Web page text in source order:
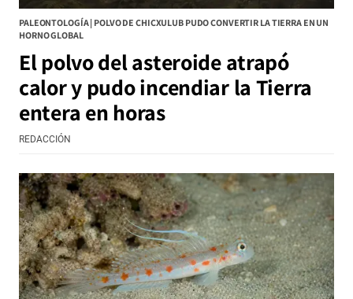
PALEONTOLOGÍA | POLVO DE CHICXULUB PUDO CONVERTIR LA TIERRA EN UN
HORNO GLOBAL
El polvo del asteroide atrapó
calor y pudo incendiar la Tierra
entera en horas
REDACCIÓN